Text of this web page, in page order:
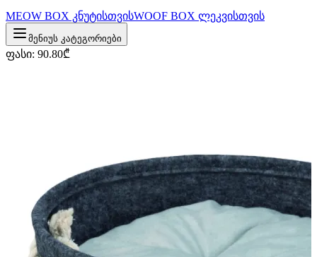
MEOW BOX კნუტისთვისWOOF BOX ლეკვისთვის
მენიუს კატეგორიები
ფასი: 90.80₾